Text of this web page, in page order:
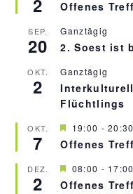
2
r
o
r
e
h
o
b
n
Offenes
SEP.
20
Ganztägig
2. Soest ist
OKT.
2
Ganztägig
Flüchtlings
OKT.
7
H
e
r
o
r
19:00 -20:30
Offenes
DEZ.
2
H
e
r
08:00 - 17:00
Offenes